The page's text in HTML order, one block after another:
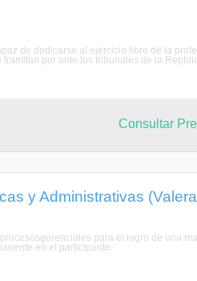
de dedicarse al ejercicio libre de la
por ante los tribunales de la
Consultar
y Administrativas
para el logro de una
en el participante.